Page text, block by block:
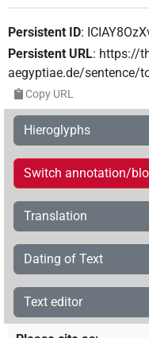
Persistent ID:
Persistent URL: https://
aegyptiae.de/sentence/
Copy URL
Hieroglyphs
Switch annotation/
Translation
Dating of Text
Text editor